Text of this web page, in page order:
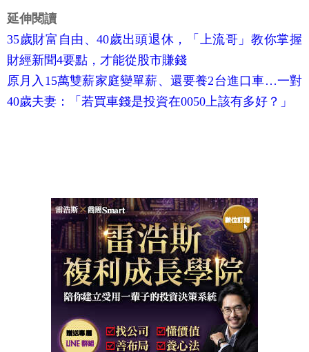
延伸閱讀
35歲財富自由、40歲出頭退休，「上流哥」教你掌握
財經新聞4要點，才能從股市賺錢
原月入15萬雙薪家庭變單薪、還要養2台進口車…一對
40歲夫妻：「若買車錢是投資在0050上該有多好？」